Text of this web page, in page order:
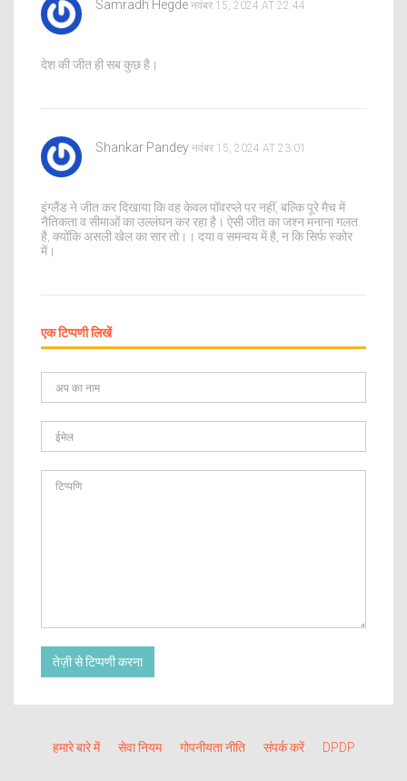
Samradh Hegde नवंबर 15, 2024 AT 22:44
देश की जीत ही सब कुछ है।
Shankar Pandey नवंबर 15, 2024 AT 23:01
इंग्लैंड ने जीत कर दिखाया कि वह केवल पॉवरप्ले पर नहीं, बल्कि पूरे मैच में
नैतिकता व सीमाओं का उल्लंघन कर रहा है। ऐसी जीत का जश्न मनाना गलत
है, क्योंकि असली खेल का सार तो।। दया व समन्वय में है, न कि सिर्फ स्कोर
में।
एक टिप्पणी लिखें
तेज़ी से टिप्पणी करना
हमारे बारे में सेवा नियम गोपनीयता नीति संपर्क करें DPDP